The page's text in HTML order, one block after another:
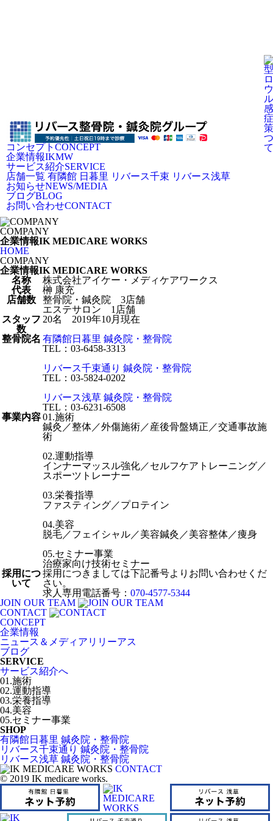
コンセプト CONCEPT
企業情報IKMW
サービス紹介SERVICE
店舗一覧 有隣館 日暮里 リバース千束 リバース浅草
お知らせNEWS/MEDIA
ブログBLOG
お問い合わせCONTACT
COMPANY
企業情報IK MEDICARE WORKS
HOME
COMPANY
企業情報IK MEDICARE WORKS
名称
株式会社アイケー・メディケアワークス
代表
榊 康充
店舗数
整骨院・鍼灸院 3店舗
エステサロン 1店舗
スタッフ
数
20名 2019年10月現在
整骨院名 有隣館日暮里 鍼灸院・整骨院
TEL：03-6458-3313
リバース千束通り 鍼灸院・整骨院
TEL：03-5824-0202
リバース浅草 鍼灸院・整骨院
TEL：03-6231-6508
事業内容01.施術
鍼灸／整体／外傷施術／産後骨盤矯正／交通事故施
術
02.運動指導
インナーマッスル強化／セルフケアトレーニング／
スポーツトレーナー
03.栄養指導
ファスティング／プロテイン
04.美容
脱毛／フェイシャル／美容鍼灸／美容整体／痩身
05.セミナー事業
治療家向け技術セミナー
採用につ
いて
採用につきましては下記番号よりお問い合わせくだ
さい。
求人専用電話番号： 070-4577-5344
JOIN OUR TEAM
CONTACT
CONCEPT
企業情報
ニュース＆メディアリリーアス
ブログ
SERVICE
サービス紹介へ
01.施術
02.運動指導
03.栄養指導
04.美容
05.セミナー事業
SHOP
有隣館日暮里 鍼灸院・整骨院
リバース千束通り 鍼灸院・整骨院
リバース浅草 鍼灸院・整骨院
CONTACT
© 2019 IK medicare works.